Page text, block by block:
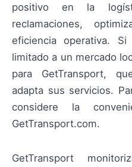
positivo en la
reclamaciones,
eficiencia operativa.
limitado a un mercado
para GetTransport,
adapta sus servicios.
considere la
GetTransport.com.
GetTransport